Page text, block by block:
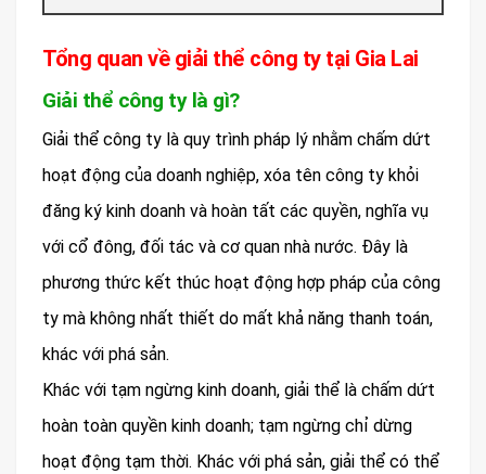
Tổng quan về giải thể công ty tại Gia Lai
Giải thể công ty là gì?
Giải thể công ty là quy trình pháp lý nhằm chấm dứt
hoạt động của doanh nghiệp, xóa tên công ty khỏi
đăng ký kinh doanh và hoàn tất các quyền, nghĩa vụ
với cổ đông, đối tác và cơ quan nhà nước. Đây là
phương thức kết thúc hoạt động hợp pháp của công
ty mà không nhất thiết do mất khả năng thanh toán,
khác với phá sản.
Khác với tạm ngừng kinh doanh, giải thể là chấm dứt
hoàn toàn quyền kinh doanh; tạm ngừng chỉ dừng
hoạt động tạm thời. Khác với phá sản, giải thể có thể